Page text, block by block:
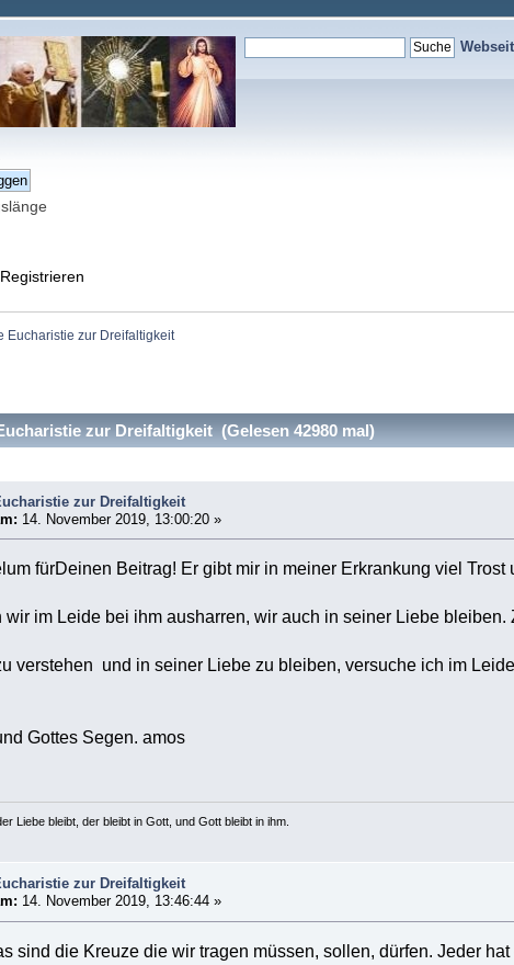
Registrieren
Eucharistie zur Dreifaltigkeit
zur Dreifaltigkeit (Gelesen 42980 mal)
zur Dreifaltigkeit
14. November 2019, 13:00:20 »
fürDeinen Beitrag! Er gibt mir in meiner Erkrankung viel Trost
wir im Leide bei ihm ausharren, wir auch in seiner Liebe bleiben.
verstehen und in seiner Liebe zu bleiben, versuche ich im
Gottes Segen. amos
Liebe bleibt, der bleibt in Gott, und Gott bleibt in ihm.
zur Dreifaltigkeit
14. November 2019, 13:46:44 »
sind die Kreuze die wir tragen müssen, sollen, dürfen. Jeder